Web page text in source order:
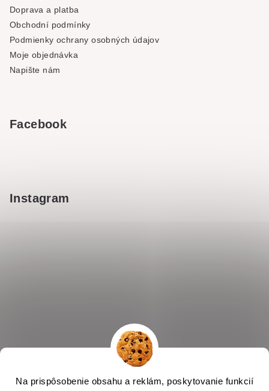
Na prispôsobenie obsahu a reklám, poskytovanie funkcií
Doprava a platba
Obchodní podmínky
Podmienky ochrany osobných údajov
Moje objednávka
Napište nám
Facebook
Instagram